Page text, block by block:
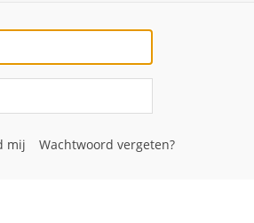
mij Wachtwoord vergeten?